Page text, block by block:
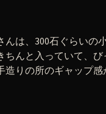
んは、300石ぐらいの
ちんと入っていて、び
造りの所のギャップ